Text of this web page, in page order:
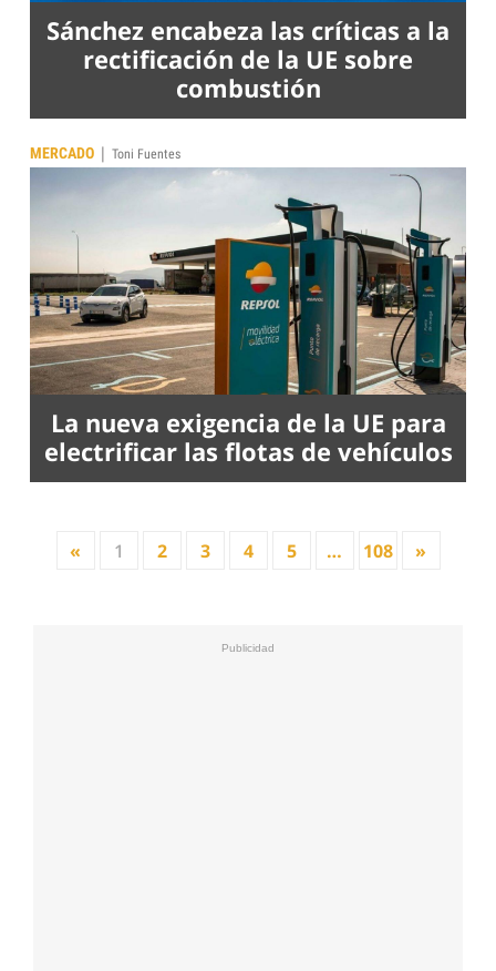
Sánchez encabeza las críticas a la
rectificación de la UE sobre
combustión
MERCADO | Toni Fuentes
La nueva exigencia de la UE para
electrificar las flotas de vehículos
« 1 2 3 4 5 … 108 »